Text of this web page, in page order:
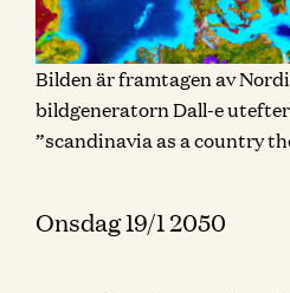
Bilden är framtagen av
bildgeneratorn Dall-e
”scandinavia as a country
Onsdag 19/1 2050